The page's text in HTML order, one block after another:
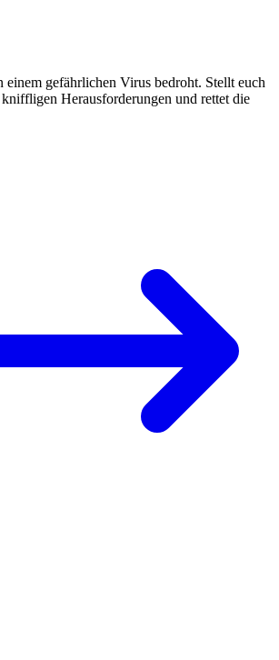
gefährlichen Virus bedroht. Stellt euch
Herausforderungen und rettet die